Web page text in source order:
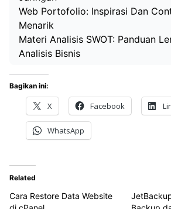
Web Portofolio: Inspirasi Dan
Menarik
Materi Analisis SWOT: Panduan
Analisis Bisnis
Bagikan ini:
X Facebook
WhatsApp
Related
Cara Restore Data Website